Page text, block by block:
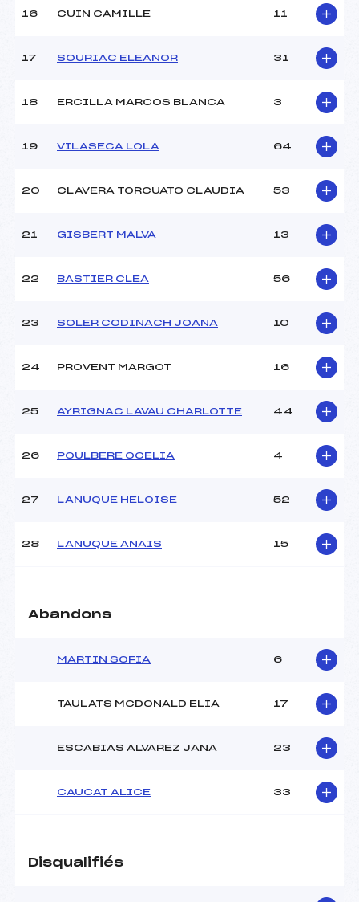
Pénalité appliquée :
112.9000
16 CUIN CAMILLE 11
17 SOURIAC ELEANOR 31
18 ERCILLA MARCOS BLANCA 3
19 VILASECA LOLA 64
20 CLAVERA TORCUATO CLAUDIA 53
21 GISBERT MALVA 13
22 BASTIER CLEA 56
23 SOLER CODINACH JOANA 10
24 PROVENT MARGOT 16
25 AYRIGNAC LAVAU CHARLOTTE 44
26 POULBERE OCELIA 4
27 LANUQUE HELOISE 52
28 LANUQUE ANAIS 15
Abandons
MARTIN SOFIA 6
TAULATS MCDONALD ELIA 17
ESCABIAS ALVAREZ JANA 23
CAUCAT ALICE 33
Disqualifiés